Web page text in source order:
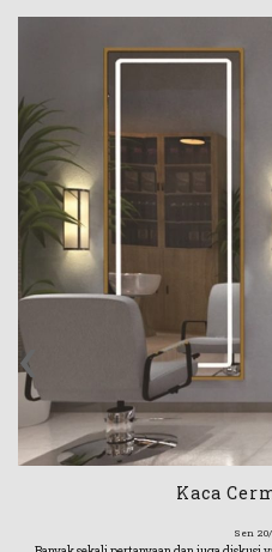
Kaca
Sen
‹